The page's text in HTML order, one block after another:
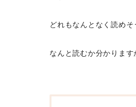
どれもなんとなく読めそ
なんと読むか分かります